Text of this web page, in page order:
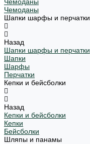
Чемоданы
Шапки шарфы и перчатки
Назад
Шапки шарфы и перчатки
Шапки
Шарфы
Перчатки
Кепки и бейсболки
Назад
Кепки и бейсболки
Кепки
Бейсболки
Шляпы и панамы